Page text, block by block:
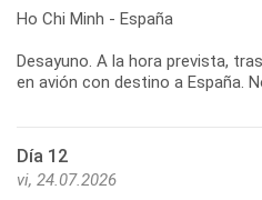
Ho Chi Minh - España
Desayuno. A la hora prevista,
Día 12
vi, 24.07.2026